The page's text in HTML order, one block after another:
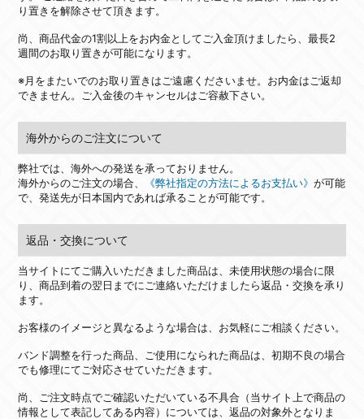
り置きを解除させて頂きます。
尚、商品代金の1割以上をお内金としてご入金頂けましたら、最長2
週間のお取り置きが可能になります。
※月をまたいでのお取り置きはご遠慮くださいませ。お内金はご返却
できません。ご入金後のキャンセルはご容赦下さい。
海外からのご注文について
弊社では、海外への発送を承っておりません。
海外からのご注文の場合、
《弊社指定の方法によるお支払い》が可能
で、発送先が日本国内であれば承ることが可能です。
返品・交換について
当サイトにてご購入いただきました商品は、未使用状態の場合に限
り、商品到着の翌日までにご連絡いただけましたら返品・交換を承り
ます。
お客様のイメージと異なるような場合は、お気軽にご相談ください。
バンド調整を行った商品、ご使用になられた商品は、初期不良の場合
でも修理にてご対応させていただきます。
尚、ご注文時点でご確認いただいている不具合（当サイト上で商品の
情報として表記してある内容）については、返品の対象外となりま